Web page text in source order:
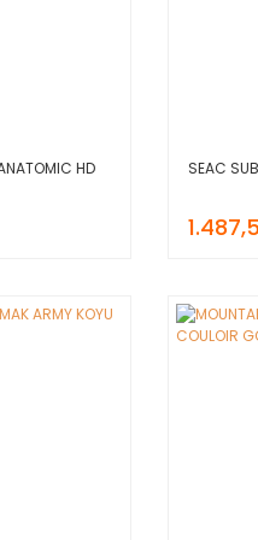
HD
SEAC